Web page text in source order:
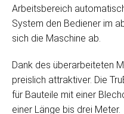
Arbeitsbereich
System den Bediener im
sich die Maschine ab.
Dank des überarbeiteten
preislich attraktiver. Die
für Bauteile mit einer
einer Länge bis drei Meter.